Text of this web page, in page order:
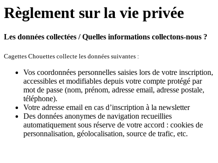
Règlement sur la vie privée
Les données collectées / Quelles informations collectons-nous ?
Cagettes Chouettes collecte les données suivantes :
Vos coordonnées personnelles saisies lors de votre inscription,
accessibles et modifiables depuis votre compte protégé par
mot de passe (nom, prénom, adresse email, adresse postale,
téléphone).
Votre adresse email en cas d’inscription à la newsletter
Des données anonymes de navigation recueillies
automatiquement sous réserve de votre accord : cookies de
personnalisation, géolocalisation, source de trafic, etc.